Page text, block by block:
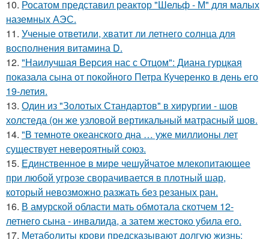
10. Росатом представил реактор "Шельф - М" для малых
наземных АЭС.
11. Ученые ответили, хватит ли летнего солнца для
восполнения витамина D.
12. "Наилучшая Версия нас с Отцом": Диана гурцкая
показала сына от покойного Петра Кучеренко в день его
19-летия.
13. Один из "Золотых Стандартов" в хирургии - шов
холстеда (он же узловой вертикальный матрасный шов.
14. "В темноте океанского дна … уже миллионы лет
существует невероятный союз.
15. Единственное в мире чешуйчатое млекопитающее
при любой угрозе сворачивается в плотный шар,
который невозможно разжать без резаных ран.
16. В амурской области мать обмотала скотчем 12-
летнего сына - инвалида, а затем жестоко убила его.
17. Метаболиты крови предсказывают долгую жизнь: